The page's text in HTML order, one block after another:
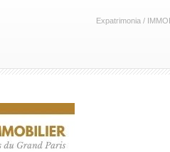
Expatrimonia /